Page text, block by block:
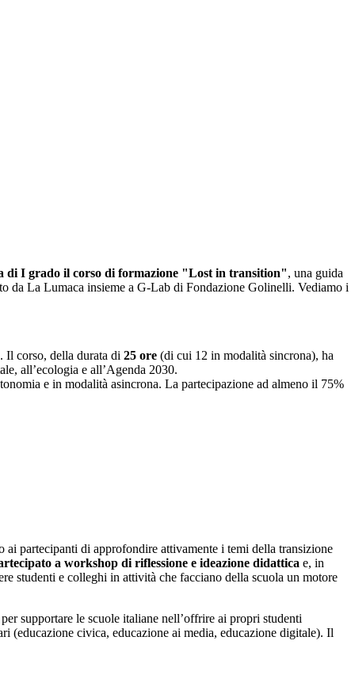
di I grado il corso di formazione "Lost in transition", una guida
da La Lumaca insieme a G-Lab di Fondazione Golinelli. Vediamo i
. Il corso, della durata di 25 ore (di cui 12 in modalità sincrona), ha
all’ecologia e all’Agenda 2030.
e in modalità asincrona. La partecipazione ad almeno il 75%
partecipanti di approfondire attivamente i temi della transizione
a workshop di riflessione e ideazione didattica e, in
studenti e colleghi in attività che facciano della scuola un motore
per supportare le scuole italiane nell’offrire ai propri studenti
(educazione civica, educazione ai media, educazione digitale). Il